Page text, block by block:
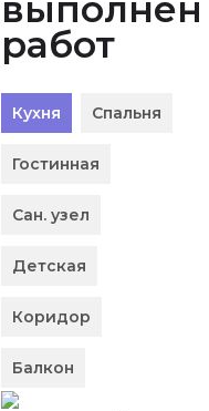
работ
Кухня Спальня
Гостинная
Сан. узел
Детская
Коридор
Балкон